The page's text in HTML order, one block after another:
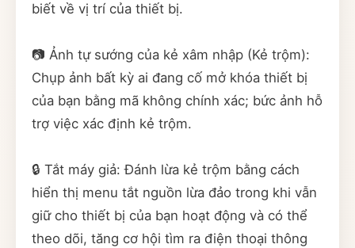
biết về vị trí của thiết bị.
📷 Ảnh tự sướng của kẻ xâm nhập (Kẻ trộm):
Chụp ảnh bất kỳ ai đang cố mở khóa thiết bị
của bạn bằng mã không chính xác; bức ảnh hỗ
trợ việc xác định kẻ trộm.
🔒 Tắt máy giả: Đánh lừa kẻ trộm bằng cách
hiển thị menu tắt nguồn lừa đảo trong khi vẫn
giữ cho thiết bị của bạn hoạt động và có thể
theo dõi, tăng cơ hội tìm ra điện thoại thông